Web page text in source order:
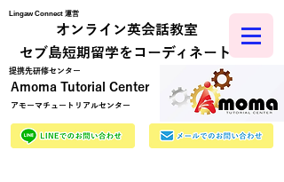
Amoma Tutorial Center
アモーマチュートリアルセンター
オンライン英会話教室
​セブ島短期留学をコーディネート
​提携先研修センター
Lingaw Connect 運営